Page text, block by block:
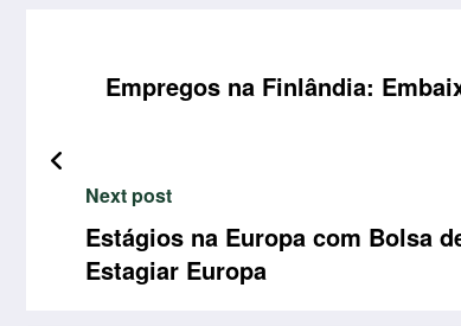
Empregos na Finlândia:
Next post
Estágios na Europa com Bolsa
Estagiar Europa